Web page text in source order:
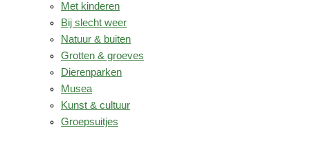
Met kinderen
Bij slecht weer
Natuur & buiten
Grotten & groeves
Dierenparken
Musea
Kunst & cultuur
Groepsuitjes